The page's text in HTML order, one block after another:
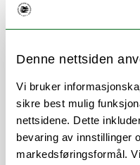
Denne nettsiden
Vi bruker
sikre best mulig
nettsidene. Dette
bevaring av innstillinger
markedsføringsformål.
Om
Publikasjoner